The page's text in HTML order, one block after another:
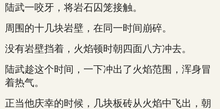
陆武一咬牙，将岩石囚笼接触。
周围的十几块岩壁，在同一时间崩碎。
没有岩壁挡着，火焰顿时朝四面八方冲去。
陆武趁这个时间，一下冲出了火焰范围，浑身冒
着热气。
正当他庆幸的时候，几块板砖从火焰中飞出，朝